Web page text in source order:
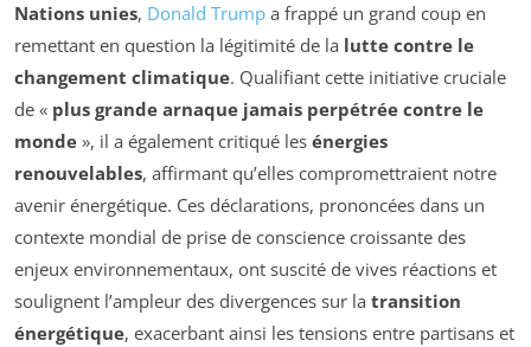
Nations unies, Donald Trump a frappé un grand coup en
remettant en question la légitimité de la lutte contre le
changement climatique. Qualifiant cette initiative cruciale
de « plus grande arnaque jamais perpétrée contre le
monde », il a également critiqué les énergies
renouvelables, affirmant qu’elles compromettraient notre
avenir énergétique. Ces déclarations, prononcées dans un
contexte mondial de prise de conscience croissante des
enjeux environnementaux, ont suscité de vives réactions et
soulignent l’ampleur des divergences sur la transition
énergétique, exacerbant ainsi les tensions entre partisans et